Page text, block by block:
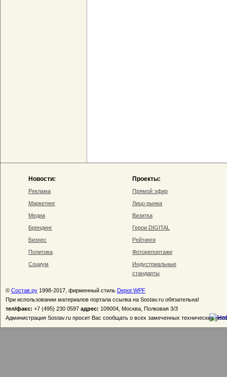
Новости:
Реклама
Маркетинг
Медиа
Брендинг
Бизнес
Политика
Социум
Проекты:
Прямой эфир
Лицо рынка
Визитка
Герои DIGITAL
Рейтинги
Фоторепортажи
Индустриальные
стандарты
© Состав.ру 1998-2017, фирменный стиль Depot WPF
При использовании материалов портала ссылка на Sostav.ru обязательна!
тел/факс: +7 (495) 230 0597 адрес: 109004, Москва, Полковая 3/3
Администрация Sostav.ru просит Вас сообщать о всех замеченных технических